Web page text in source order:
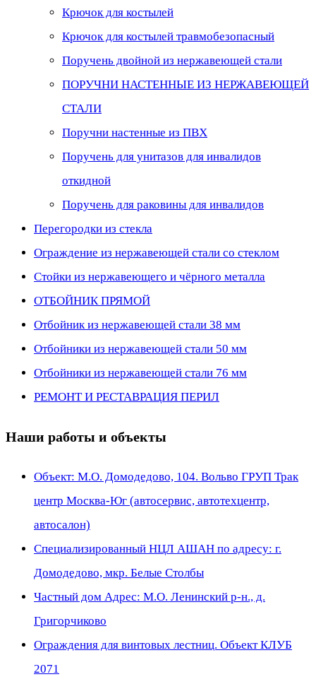
Крючок для костылей
Крючок для костылей травмобезопасный
Поручень двойной из нержавеющей стали
ПОРУЧНИ НАСТЕННЫЕ ИЗ НЕРЖАВЕЮЩЕЙ
СТАЛИ
Поручни настенные из ПВХ
Поручень для унитазов для инвалидов
откидной
Поручень для раковины для инвалидов
Перегородки из стекла
Ограждение из нержавеющей стали со стеклом
Стойки из нержавеющего и чёрного металла
ОТБОЙНИК ПРЯМОЙ
Отбойник из нержавеющей стали 38 мм
Отбойники из нержавеющей стали 50 мм
Отбойники из нержавеющей стали 76 мм
РЕМОНТ И РЕСТАВРАЦИЯ ПЕРИЛ
Наши работы и объекты
Объект: М.О. Домодедово, 104. Вольво ГРУП Трак
центр Москва-Юг (автосервис, автотехцентр,
автосалон)
Специализированный НЦЛ АШАН по адресу: г.
Домодедово, мкр. Белые Столбы
Частный дом Адрес: М.О. Ленинский р-н., д.
Григорчиково
Ограждения для винтовых лестниц. Объект КЛУБ
2071